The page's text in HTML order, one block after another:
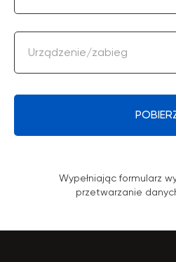
Urządzenie/zabieg
Wypełniając formularz
przetwarzanie